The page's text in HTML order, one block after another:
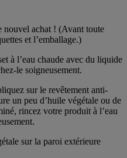
nouvel achat ! (Avant toute
et l’emballage.)
à l’eau chaude avec du liquide
le soigneusement.
sur le revêtement anti-
un peu d’huile végétale ou de
rincez votre produit à l’eau
sur la paroi extérieure